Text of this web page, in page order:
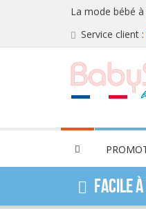
La mode bébé
Service client :
Facile